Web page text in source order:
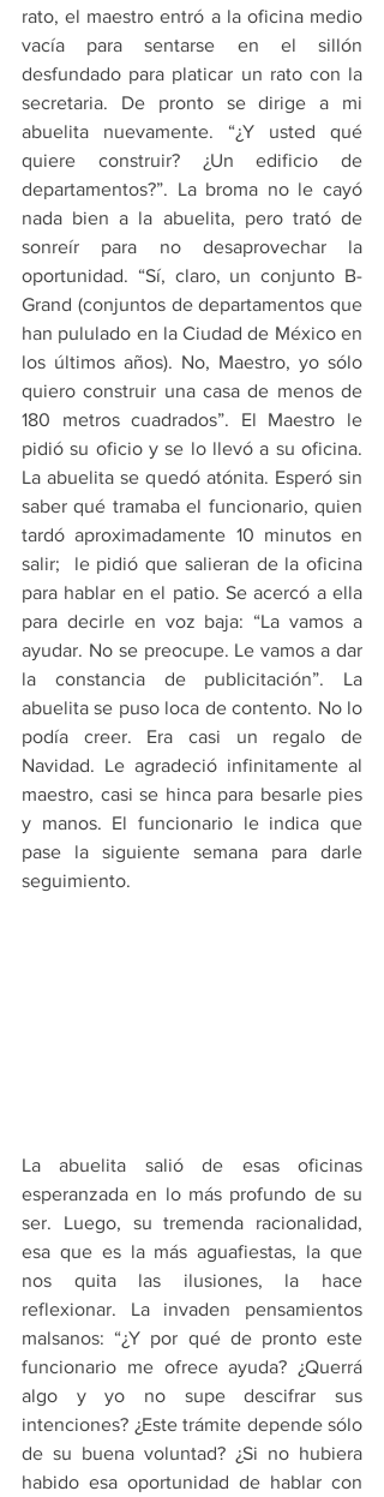
rato, el maestro entró a la oficina medio
vacía para sentarse en el sillón
desfundado para platicar un rato con la
secretaria. De pronto se dirige a mi
abuelita nuevamente. “¿Y usted qué
quiere construir? ¿Un edificio de
departamentos?”. La broma no le cayó
nada bien a la abuelita, pero trató de
sonreír para no desaprovechar la
oportunidad. “Sí, claro, un conjunto B-
Grand (conjuntos de departamentos que
han pululado en la Ciudad de México en
los últimos años). No, Maestro, yo sólo
quiero construir una casa de menos de
180 metros cuadrados”. El Maestro le
pidió su oficio y se lo llevó a su oficina.
La abuelita se quedó atónita. Esperó sin
saber qué tramaba el funcionario, quien
tardó aproximadamente 10 minutos en
salir;  le pidió que salieran de la oficina
para hablar en el patio. Se acercó a ella
para decirle en voz baja: “La vamos a
ayudar. No se preocupe. Le vamos a dar
la constancia de publicitación”. La
abuelita se puso loca de contento. No lo
podía creer. Era casi un regalo de
Navidad. Le agradeció infinitamente al
maestro, casi se hinca para besarle pies
y manos. El funcionario le indica que
pase la siguiente semana para darle
seguimiento.
La abuelita salió de esas oficinas
esperanzada en lo más profundo de su
ser. Luego, su tremenda racionalidad,
esa que es la más aguafiestas, la que
nos quita las ilusiones, la hace
reflexionar. La invaden pensamientos
malsanos: “¿Y por qué de pronto este
funcionario me ofrece ayuda? ¿Querrá
algo y yo no supe descifrar sus
intenciones? ¿Este trámite depende sólo
de su buena voluntad? ¿Si no hubiera
habido esa oportunidad de hablar con